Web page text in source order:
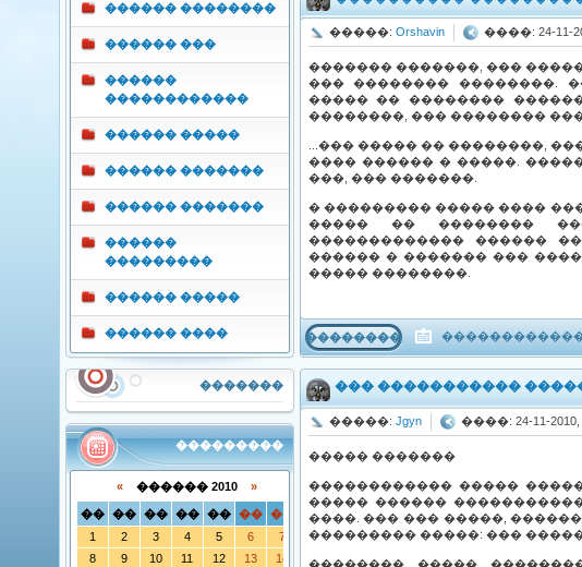
������ ��������
������ ���
������
������������
������ �����
������ �������
������ �������
������
���������
������ �����
������ ����
�������
���������
« ������ 2010»
�� �� �� �� �� ��
��
1
2 3 4 5 6
7
8
9 10 11 12 13
14
�����: Orshavin ����: 24-11-
������� �������, ���
��� �������� ��������.
����� �� ��������
��������, ��� ��������
...��� ����� �� ��������,
���� ������ � �����.
���, ��� �������.
� ��������� ����� ����
����� �� ��������
������������� ������
������ � ������� ���
����� ��������.
���������
��� �����������
�����: Jgyn ����: 24-11-2010,
����� �������
������������ �����
����� ������
����. ��� ��� �����,
��������� �����: ���
�������� �����